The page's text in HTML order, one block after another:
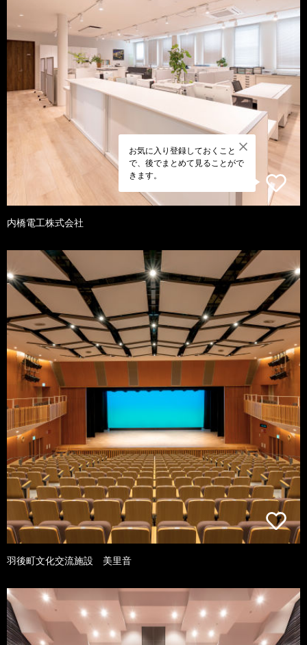
お気に入り登録しておくこと
で、後でまとめて見ることがで
きます。
内橋電工株式会社
羽後町文化交流施設 美里音